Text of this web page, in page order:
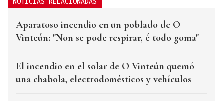
Aparatoso incendio en un poblado de O
Vinteún: "Non se pode respirar, é todo goma"
El incendio en el solar de O Vinteún quemó
una chabola, electrodomésticos y vehículos